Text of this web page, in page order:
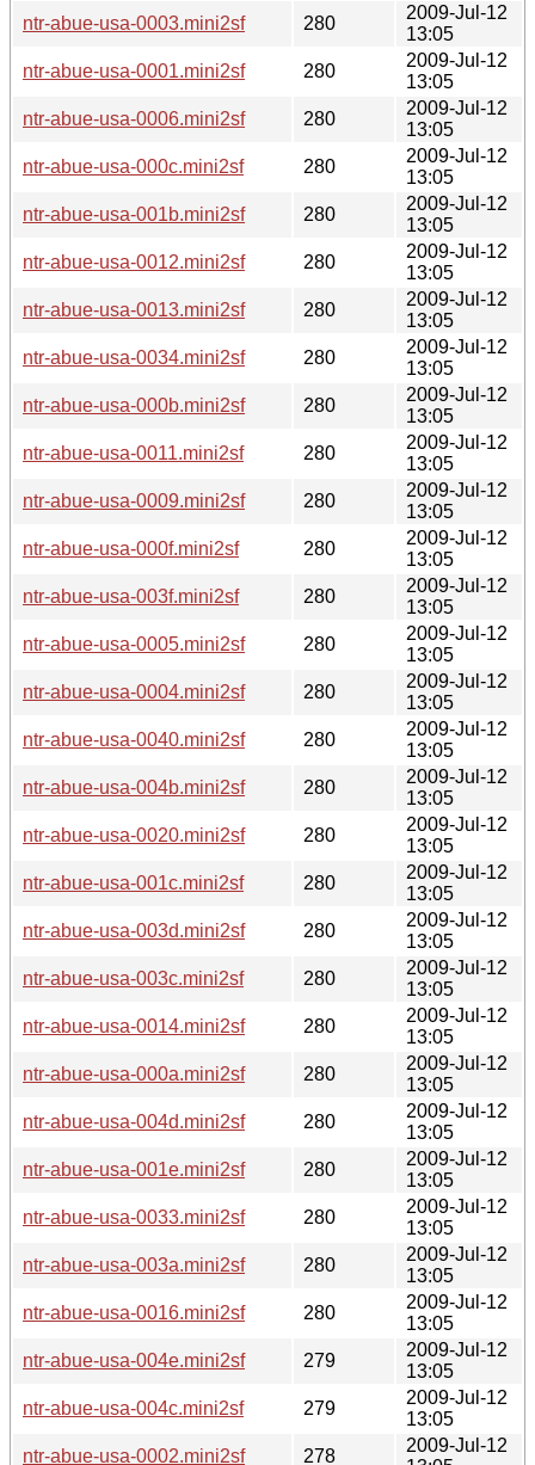
ntr-abue-usa-0003.mini2sf
280
2009-Jul-12
13:05
ntr-abue-usa-0001.mini2sf
280
2009-Jul-12
13:05
ntr-abue-usa-0006.mini2sf
280
2009-Jul-12
13:05
ntr-abue-usa-000c.mini2sf
280
2009-Jul-12
13:05
ntr-abue-usa-001b.mini2sf
280
2009-Jul-12
13:05
ntr-abue-usa-0012.mini2sf
280
2009-Jul-12
13:05
ntr-abue-usa-0013.mini2sf
280
2009-Jul-12
13:05
ntr-abue-usa-0034.mini2sf
280
2009-Jul-12
13:05
ntr-abue-usa-000b.mini2sf
280
2009-Jul-12
13:05
ntr-abue-usa-0011.mini2sf
280
2009-Jul-12
13:05
ntr-abue-usa-0009.mini2sf
280
2009-Jul-12
13:05
ntr-abue-usa-000f.mini2sf
280
2009-Jul-12
13:05
ntr-abue-usa-003f.mini2sf
280
2009-Jul-12
13:05
ntr-abue-usa-0005.mini2sf
280
2009-Jul-12
13:05
ntr-abue-usa-0004.mini2sf
280
2009-Jul-12
13:05
ntr-abue-usa-0040.mini2sf
280
2009-Jul-12
13:05
ntr-abue-usa-004b.mini2sf
280
2009-Jul-12
13:05
ntr-abue-usa-0020.mini2sf
280
2009-Jul-12
13:05
ntr-abue-usa-001c.mini2sf
280
2009-Jul-12
13:05
ntr-abue-usa-003d.mini2sf
280
2009-Jul-12
13:05
ntr-abue-usa-003c.mini2sf
280
2009-Jul-12
13:05
ntr-abue-usa-0014.mini2sf
280
2009-Jul-12
13:05
ntr-abue-usa-000a.mini2sf
280
2009-Jul-12
13:05
ntr-abue-usa-004d.mini2sf
280
2009-Jul-12
13:05
ntr-abue-usa-001e.mini2sf
280
2009-Jul-12
13:05
ntr-abue-usa-0033.mini2sf
280
2009-Jul-12
13:05
ntr-abue-usa-003a.mini2sf
280
2009-Jul-12
13:05
ntr-abue-usa-0016.mini2sf
280
2009-Jul-12
13:05
ntr-abue-usa-004e.mini2sf
279
2009-Jul-12
13:05
ntr-abue-usa-004c.mini2sf
279
2009-Jul-12
13:05
ntr-abue-usa-0002.mini2sf
278
2009-Jul-12